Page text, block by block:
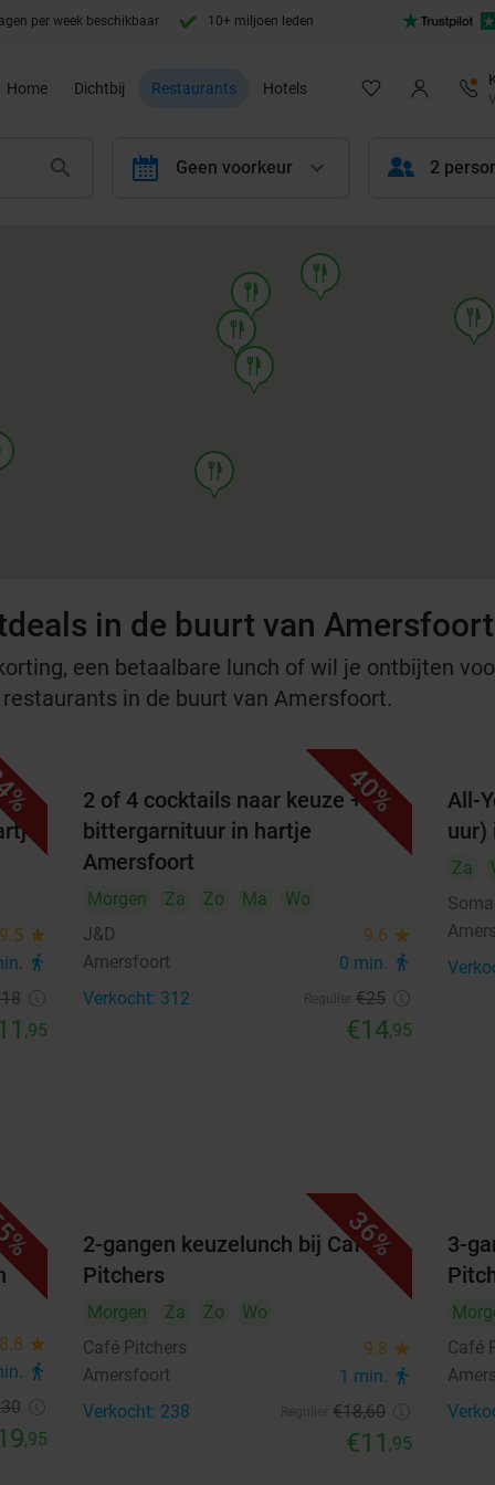
per week beschikbaar 10+ miljoen leden
Home Dichtbij Restaurants Hotels
calendar Geen voorkeur 2
food
food
food
food
food
food
in de buurt van Amersfoort
een betaalbare lunch of wil je ontbijten
in de buurt van Amersfoort.
9.5 star
directions_walk
,95
40%
2 of 4 cocktails naar keuze + evt.
bittergarnituur in hartje
Amersfoort
Morgen Za Zo Ma
Wo
J&D
9.6 star
Amersfoort 0 min. directions_walk
Verkocht: 312 €25
€14,95
All-
uur)
Za
8.8 star
directions_walk
,95
36%
2-gangen keuzelunch bij Café
Pitchers
Morgen Za Zo
Wo
Café Pitchers
9.8 star
Amersfoort 1 min. directions_walk
Verkocht: 238 €18,60
€11,95
3-
Café